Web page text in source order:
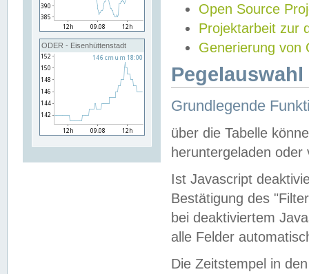
ODER - Eisenhüttenstadt
Open Source
Projektarbeit zur
Generierung von
Grundlegende
über die Tabelle
heruntergeladen oder
Ist Javascript
Bestätigung des
bei deaktiviertem
alle Felder
Die Zeitstempel in